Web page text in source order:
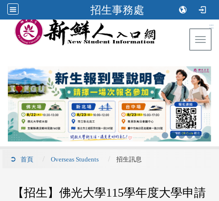
招生事務處
:::
首頁 Overseas Students 招生訊息
【招生】佛光大學115學年度大學申請